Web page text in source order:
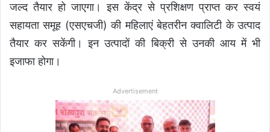
जल्द तैयार हो जाएगा। इस केंद्र से प्रशिक्षण प्राप्त कर स्वयं
सहायता समूह (एसएचजी) की महिलाएं बेहतरीन क्वालिटी के उत्पाद
तैयार कर सकेंगी। इन उत्पादों की बिक्री से उनकी आय में भी
इजाफा होगा।
Advertisement